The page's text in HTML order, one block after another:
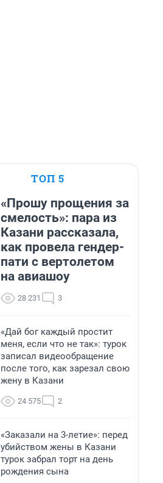
ТОП 5
«Прошу прощения за
смелость»: пара из
Казани рассказала,
как провела гендер-
пати с вертолетом
на авиашоу
28 231 3
«Дай бог каждый простит
меня, если что не так»: турок
записал видеообращение
после того, как зарезал свою
жену в Казани
24 575 2
«Заказали на 3-летие»: перед
убийством жены в Казани
турок забрал торт на день
рождения сына